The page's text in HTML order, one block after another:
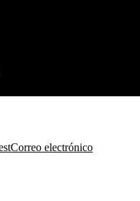
Correo electrónico